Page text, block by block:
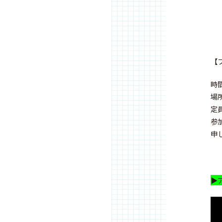
時
場
定
参
申
▶️